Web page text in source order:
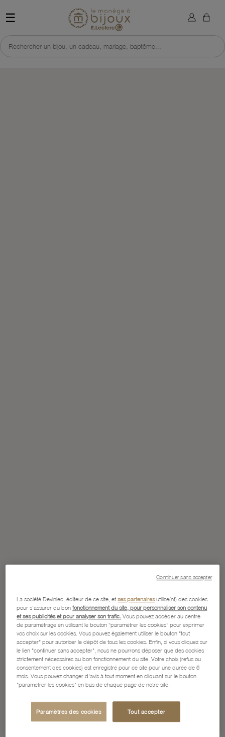
☰ Retour à l'accueil du site
Rechercher un bijou, un cadeau, mariage, baptême...
×
La société Devinlec, éditeur de ce site, etses partenairesutilise(nt) des cookies
pour s'assurer du bonfonctionnement du site, pour personnaliser son contenu
et ses publicités et pour analyser son trafic. Vous pouvez accéder au centre
de paramétrage en utilisant le bouton “paramétrer les cookies” pour exprimer
vos choix sur les cookies. Vous pouvez également utiliser le bouton "tout
accepter" pour autoriser le dépôt de tous les cookies. Enfin, si vous cliquez sur
le lien "continuer sans accepter", nous ne pourrons déposer que des cookies
strictement nécessaires au bon fonctionnement du site. Votre choix (refus ou
consentement des cookies) est enregistré pour ce site pour une durée de 6
mois. Vous pouvez changer d'avis à tout moment en cliquant sur le bouton
"paramétrer les cookies" en bas de chaque page de notre site.
Paramètres des cookies Tout accepter
Continuer sans accepter